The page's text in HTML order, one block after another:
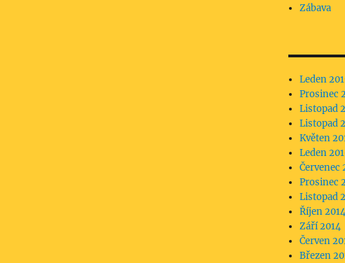
Zábava
Leden
Prosinec
Listopad
Listopad
Květen
Leden
Červenec
Prosinec
Listopad
Říjen
Září 2014
Červen
Březen